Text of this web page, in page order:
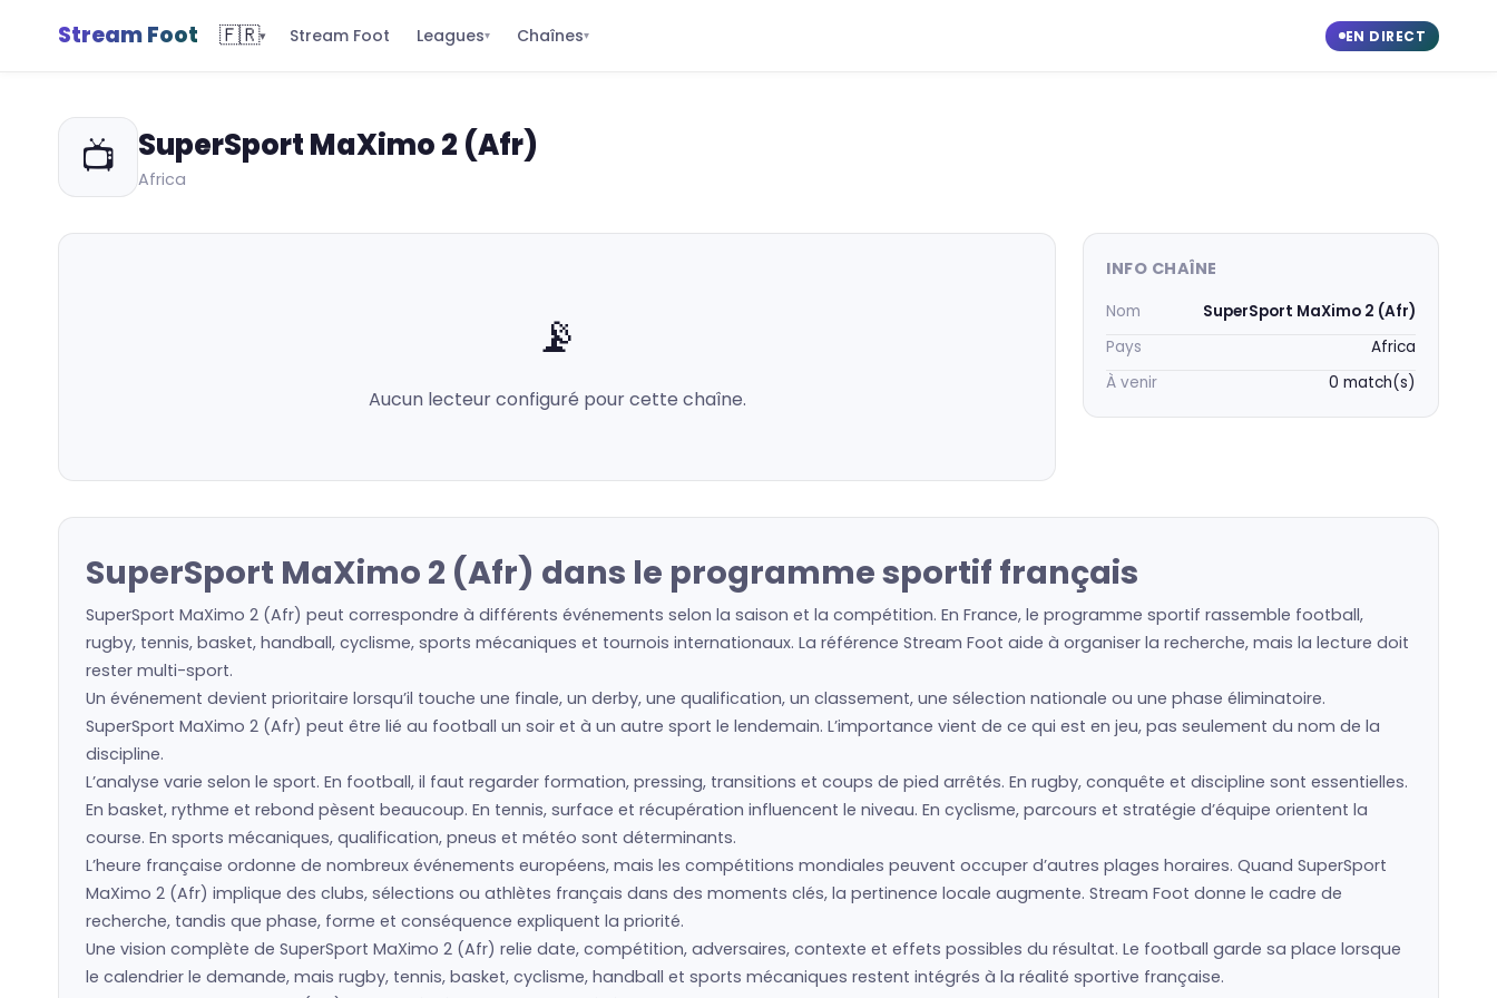
Stream Foot 🇫🇷▾ Stream Foot Leagues▾ Chaînes▾ EN DIRECT
📺 SuperSport MaXimo 2 (Afr)
Africa
📡
Aucun lecteur configuré pour cette chaîne.
INFO CHAÎNE
Nom
SuperSport MaXimo 2 (Afr)
Pays
Africa
À venir
0 match(s)
SuperSport MaXimo 2 (Afr) dans le programme sportif français
SuperSport MaXimo 2 (Afr) peut correspondre à différents événements selon la saison et la compétition. En France, le programme sportif rassemble football,
rugby, tennis, basket, handball, cyclisme, sports mécaniques et tournois internationaux. La référence Stream Foot aide à organiser la recherche, mais la lecture doit
rester multi-sport.
Un événement devient prioritaire lorsqu’il touche une finale, un derby, une qualification, un classement, une sélection nationale ou une phase éliminatoire.
SuperSport MaXimo 2 (Afr) peut être lié au football un soir et à un autre sport le lendemain. L’importance vient de ce qui est en jeu, pas seulement du nom de la
discipline.
L’analyse varie selon le sport. En football, il faut regarder formation, pressing, transitions et coups de pied arrêtés. En rugby, conquête et discipline sont essentielles.
En basket, rythme et rebond pèsent beaucoup. En tennis, surface et récupération influencent le niveau. En cyclisme, parcours et stratégie d’équipe orientent la
course. En sports mécaniques, qualification, pneus et météo sont déterminants.
L’heure française ordonne de nombreux événements européens, mais les compétitions mondiales peuvent occuper d’autres plages horaires. Quand SuperSport
MaXimo 2 (Afr) implique des clubs, sélections ou athlètes français dans des moments clés, la pertinence locale augmente. Stream Foot donne le cadre de
recherche, tandis que phase, forme et conséquence expliquent la priorité.
Une vision complète de SuperSport MaXimo 2 (Afr) relie date, compétition, adversaires, contexte et effets possibles du résultat. Le football garde sa place lorsque
le calendrier le demande, mais rugby, tennis, basket, cyclisme, handball et sports mécaniques restent intégrés à la réalité sportive française.